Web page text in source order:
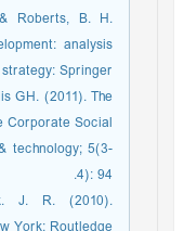
Roberts, B. H.
analysis
Springer.
GH. (2011). The
Corporate Social
technology; 5(3-
4): 94.
J. R. (2010).